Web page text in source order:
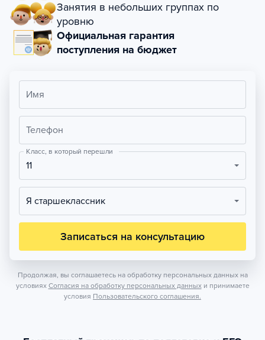
Занятия в небольших группах по
уровню
Официальная гарантия
поступления на бюджет
Имя
Телефон
Класс, в который перешли
11
Я старшеклассник
Записаться на консультацию
Продолжая, вы соглашаетесь на обработку персональных данных на
условиях Согласия на обработку персональных данных и принимаете
условия Пользовательского соглашения.